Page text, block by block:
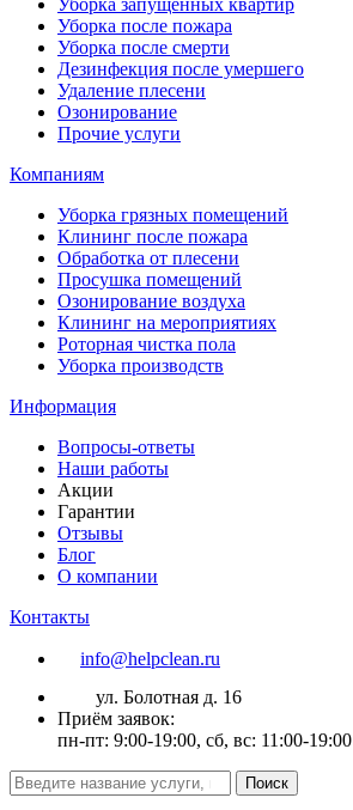
Уборка запущенных квартир
Уборка после пожара
Уборка после смерти
Дезинфекция после умершего
Удаление плесени
Озонирование
Прочие услуги
Компаниям
Уборка грязных помещений
Клининг после пожара
Обработка от плесени
Просушка помещений
Озонирование воздуха
Клининг на мероприятиях
Роторная чистка пола
Уборка производств
Информация
Вопросы-ответы
Наши работы
Акции
Гарантии
Отзывы
Блог
О компании
Контакты
info@helpclean.ru
ул. Болотная д. 16
Приём заявок:
пн-пт: 9:00-19:00, сб, вс: 11:00-19:00